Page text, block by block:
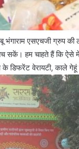
एसएचजी ग्रुप की
सकें। हम चाहते हैं कि
के डिफरेंट वेरायटी,
आंदोलन की
को दिल्ली